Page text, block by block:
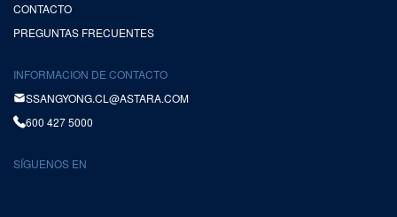
CONTACTO
PREGUNTAS FRECUENTES
INFORMACION DE CONTACTO
SSANGYONG.CL@ASTARA.COM
600 427 5000
SÍGUENOS EN